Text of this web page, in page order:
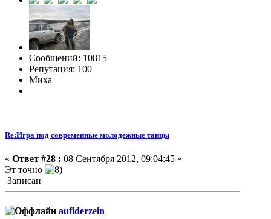
Сообщений: 10815
Репутация: 100
Миха
Re:Игра под современные молодежные танцы
« Ответ #28 : 08 Сентября 2012, 09:04:45 »
Эт точно
Записан
aufiderzein